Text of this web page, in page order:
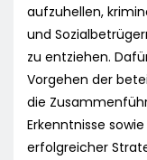
aufzuhellen,
und
zu entziehen.
Vorgehen der
die
Erkenntnisse
erfolgreicher